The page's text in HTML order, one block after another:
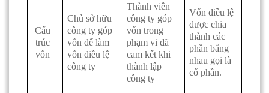
Cấu
trúc
vốn
Chủ sở hữu
công ty góp
vốn để làm
vốn điều lệ
công ty
Thành viên
công ty góp
vốn trong
phạm vi đã
cam kết khi
thành lập
công ty
Vốn điều lệ
được chia
thành các
phần bằng
nhau gọi là
cổ phần.